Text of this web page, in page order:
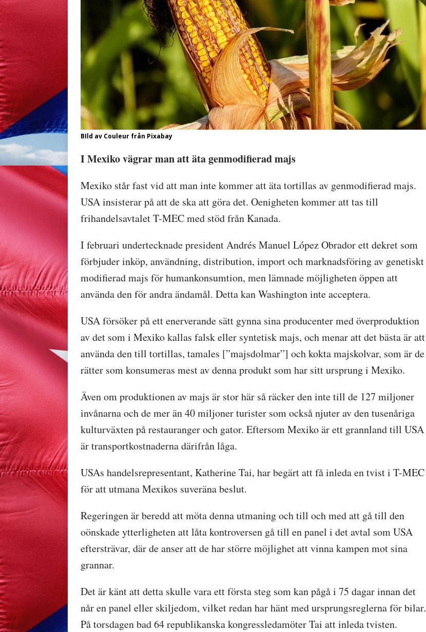
BIld av Couleur från Pixabay
I Mexiko vägrar man att äta genmodifierad majs
Mexiko står fast vid att man inte kommer att äta tortillas av genmodifierad majs.
USA insisterar på att de ska att göra det. Oenigheten kommer att tas till
frihandelsavtalet T-MEC med stöd från Kanada.
I februari undertecknade president Andrés Manuel López Obrador ett dekret som
förbjuder inköp, användning, distribution, import och marknadsföring av genetiskt
modifierad majs för humankonsumtion, men lämnade möjligheten öppen att
använda den för andra ändamål. Detta kan Washington inte acceptera.
USA försöker på ett enerverande sätt gynna sina producenter med överproduktion
av det som i Mexiko kallas falsk eller syntetisk majs, och menar att det bästa är att
använda den till tortillas, tamales [”majsdolmar”] och kokta majskolvar, som är de
rätter som konsumeras mest av denna produkt som har sitt ursprung i Mexiko.
Även om produktionen av majs är stor här så räcker den inte till de 127 miljoner
invånarna och de mer än 40 miljoner turister som också njuter av den tusenåriga
kulturväxten på restauranger och gator. Eftersom Mexiko är ett grannland till USA
är transportkostnaderna därifrån låga.
USAs handelsrepresentant, Katherine Tai, har begärt att få inleda en tvist i T-MEC
för att utmana Mexikos suveräna beslut.
Regeringen är beredd att möta denna utmaning och till och med att gå till den
oönskade ytterligheten att låta kontroversen gå till en panel i det avtal som USA
eftersträvar, där de anser att de har större möjlighet att vinna kampen mot sina
grannar.
Det är känt att detta skulle vara ett första steg som kan pågå i 75 dagar innan det
når en panel eller skiljedom, vilket redan har hänt med ursprungsreglerna för bilar.
På torsdagen bad 64 republikanska kongressledamöter Tai att inleda tvisten.